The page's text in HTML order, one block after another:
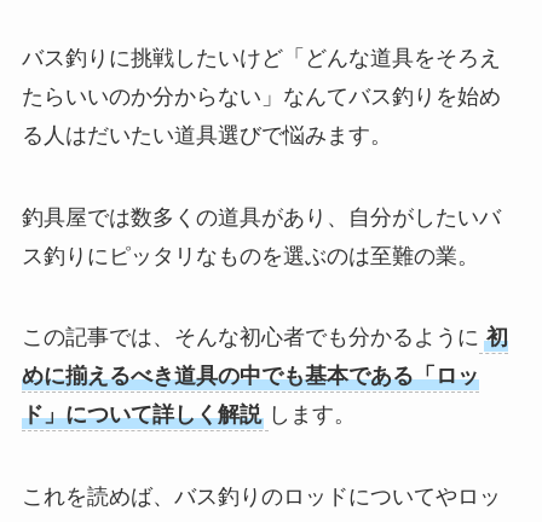
バス釣りに挑戦したいけど「どんな道具をそろえ
たらいいのか分からない」なんてバス釣りを始め
る人はだいたい道具選びで悩みます。
釣具屋では数多くの道具があり、自分がしたいバ
ス釣りにピッタリなものを選ぶのは至難の業。
この記事では、そんな初心者でも分かるように 初
めに揃えるべき道具の中でも基本である「ロッ
ド」について詳しく解説 します。
これを読めば、バス釣りのロッドについてやロッ